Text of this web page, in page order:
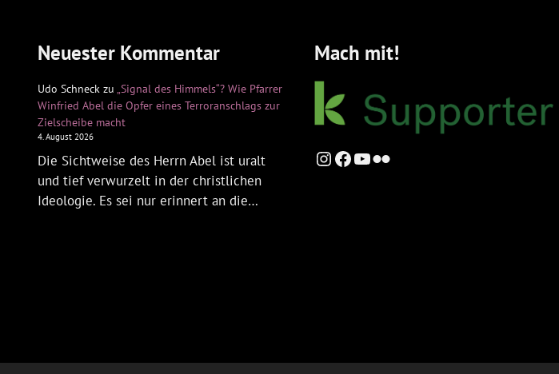
Neuester Kommentar
Udo Schneck zu „Signal des Himmels“? Wie Pfarrer
Winfried Abel die Opfer eines Terroranschlags zur
Zielscheibe macht
4. August 2026
Die Sichtweise des Herrn Abel ist uralt
und tief verwurzelt in der christlichen
Ideologie. Es sei nur erinnert an die…
Mach mit!
Instagram
Facebook
YouTube
Flickr